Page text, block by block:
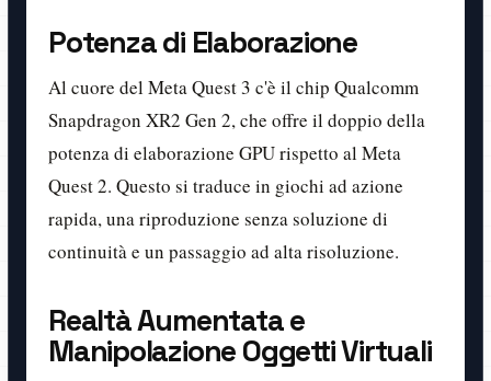
Potenza di Elaborazione
Al cuore del Meta Quest 3 c'è il chip Qualcomm
Snapdragon XR2 Gen 2, che offre il doppio della
potenza di elaborazione GPU rispetto al Meta
Quest 2. Questo si traduce in giochi ad azione
rapida, una riproduzione senza soluzione di
continuità e un passaggio ad alta risoluzione.
Realtà Aumentata e
Manipolazione Oggetti Virtuali